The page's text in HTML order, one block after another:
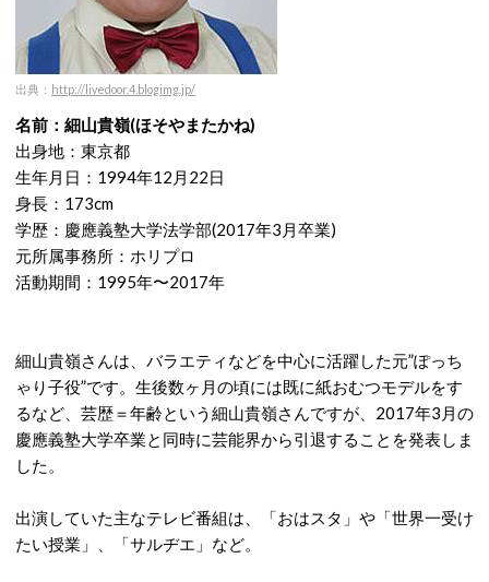
出典： http://livedoor.4.blogimg.jp/
名前：細山貴嶺(ほそやまたかね)
出身地：東京都
生年月日：1994年12月22日
身長：173cm
学歴：慶應義塾大学法学部(2017年3月卒業)
元所属事務所：ホリプロ
活動期間：1995年〜2017年
細山貴嶺さんは、バラエティなどを中心に活躍した元”ぽっち
ゃり子役”です。生後数ヶ月の頃には既に紙おむつモデルをす
るなど、芸歴＝年齢という細山貴嶺さんですが、2017年3月の
慶應義塾大学卒業と同時に芸能界から引退することを発表しま
した。
出演していた主なテレビ番組は、「おはスタ」や「世界一受け
たい授業」、「サルヂエ」など。